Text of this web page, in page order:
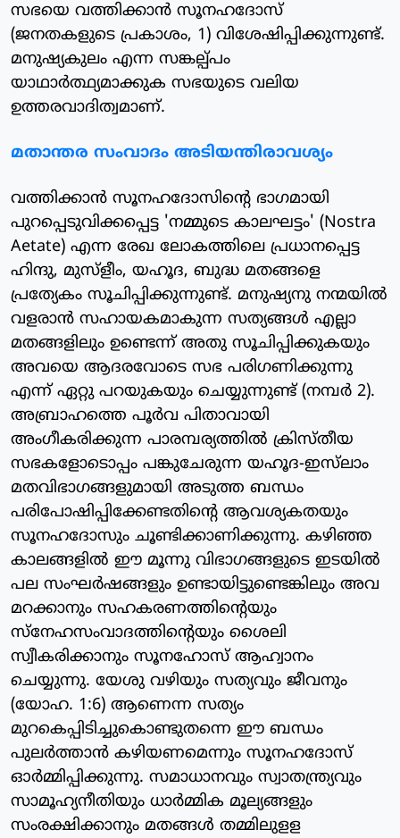
സഭയെ വത്തിക്കാന്‍ സൂനഹദോസ്
(ജനതകളുടെ പ്രകാശം, 1) വിശേഷിപ്പിക്കുന്നുണ്ട്.
മനുഷ്യകുലം എന്ന സങ്കല്പ്പം
യാഥാര്‍ത്ഥ്യമാക്കുക സഭയുടെ വലിയ
ഉത്തരവാദിത്വമാണ്.
മതാന്തര സംവാദം അടിയന്തിരാവശ്യം
വത്തിക്കാന്‍ സൂനഹദോസിന്റെ ഭാഗമായി
പുറപ്പെടുവിക്കപ്പെട്ട 'നമ്മുടെ കാലഘട്ടം' (Nostra
Aetate) എന്ന രേഖ ലോകത്തിലെ പ്രധാനപ്പെട്ട
ഹിന്ദു, മുസ്‌ളീം, യഹൂദ, ബുദ്ധ മതങ്ങളെ
പ്രത്യേകം സൂചിപ്പിക്കുന്നുണ്ട്. മനുഷ്യനു നന്മയില്‍
വളരാന്‍ സഹായകമാകുന്ന സത്യങ്ങള്‍ എല്ലാ
മതങ്ങളിലും ഉണ്ടെന്ന് അതു സൂചിപ്പിക്കുകയും
അവയെ ആദരവോടെ സഭ പരിഗണിക്കുന്നു
എന്ന് ഏറ്റു പറയുകയും ചെയ്യുന്നുണ്ട് (നമ്പര്‍ 2).
അബ്രാഹത്തെ പൂര്‍വ പിതാവായി
അംഗീകരിക്കുന്ന പാരമ്പര്യത്തില്‍ ക്രിസ്തീയ
സഭകളോടൊപ്പം പങ്കുചേരുന്ന യഹൂദ-ഇസ്‌ലാം
മതവിഭാഗങ്ങളുമായി അടുത്ത ബന്ധം
പരിപോഷിപ്പിക്കേണ്ടതിന്റെ ആവശ്യകതയും
സൂനഹദോസും ചൂണ്ടിക്കാണിക്കുന്നു. കഴിഞ്ഞ
കാലങ്ങളില്‍ ഈ മൂന്നു വിഭാഗങ്ങളുടെ ഇടയില്‍
പല സംഘര്‍ഷങ്ങളും ഉണ്ടായിട്ടുണ്ടെങ്കിലും അവ
മറക്കാനും സഹകരണത്തിന്റെയും
സ്‌നേഹസംവാദത്തിന്റെയും ശൈലി
സ്വീകരിക്കാനും സൂനഹോസ് ആഹ്വാനം
ചെയ്യുന്നു. യേശു വഴിയും സത്യവും ജീവനും
(യോഹ. 1:6) ആണെന്ന സത്യം
മുറകെപ്പിടിച്ചുകൊണ്ടുതന്നെ ഈ ബന്ധം
പുലര്‍ത്താന്‍ കഴിയണമെന്നും സൂനഹദോസ്
ഓര്‍മ്മിപ്പിക്കുന്നു. സമാധാനവും സ്വാതന്ത്ര്യവും
സാമൂഹ്യനീതിയും ധാര്‍മ്മിക മൂല്യങ്ങളും
സംരക്ഷിക്കാനും മതങ്ങള്‍ തമ്മിലുളള